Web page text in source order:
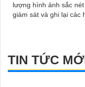
lượng hình ảnh sắc
giám sát và ghi lại các
TIN TỨC